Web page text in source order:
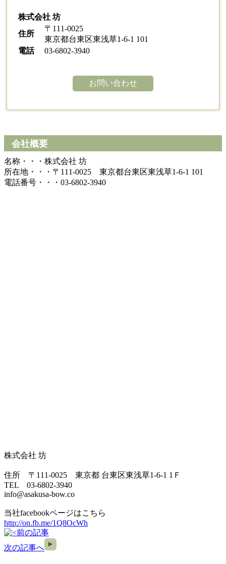
株式会社 坊
住所
〒111-0025
東京都台東区東浅草1-6-1 101
電話
03-6802-3940
お問い合わせ
会社概要
名称・・・株式会社 坊
所在地・・・〒111-0025 東京都台東区東浅草1-6-1 101
電話番号・・・03-6802-3940
株式会社 坊
住所 〒111-0025 東京都 台東区東浅草1-6-1 1Ｆ
TEL 03-6802-3940
info@asakusa-bow.co
当社facebookページはこちら
http://on.fb.me/1Q8OcWh
前の記事
次の記事へ